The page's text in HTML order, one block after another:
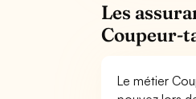
Les
Coupeur-
Le métier